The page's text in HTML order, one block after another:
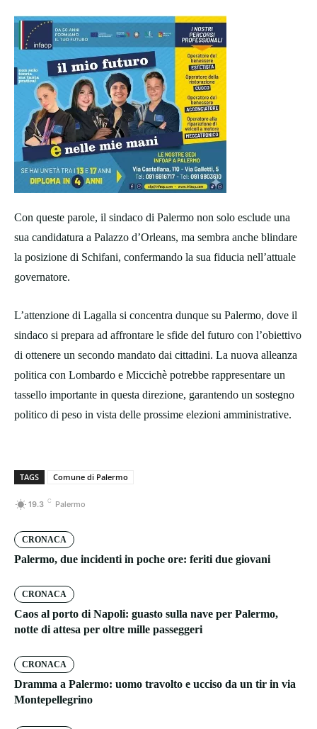
Con queste parole, il sindaco di Palermo non solo esclude una
sua candidatura a Palazzo d’Orleans, ma sembra anche blindare
la posizione di Schifani, confermando la sua fiducia nell’attuale
governatore.
L’attenzione di Lagalla si concentra dunque su Palermo, dove il
sindaco si prepara ad affrontare le sfide del futuro con l’obiettivo
di ottenere un secondo mandato dai cittadini. La nuova alleanza
politica con Lombardo e Miccichè potrebbe rappresentare un
tassello importante in questa direzione, garantendo un sostegno
politico di peso in vista delle prossime elezioni amministrative.
TAGS Comune di Palermo
19.3 C Palermo
CRONACA
Palermo, due incidenti in poche ore: feriti due giovani
CRONACA
Caos al porto di Napoli: guasto sulla nave per Palermo,
notte di attesa per oltre mille passeggeri
CRONACA
Dramma a Palermo: uomo travolto e ucciso da un tir in via
Montepellegrino